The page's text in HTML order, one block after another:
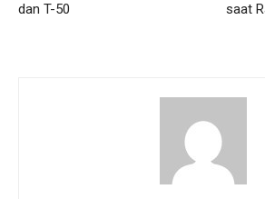
dan T-50
saat